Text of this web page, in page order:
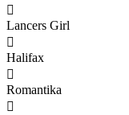

Lancers Girl

Halifax

Romantika
